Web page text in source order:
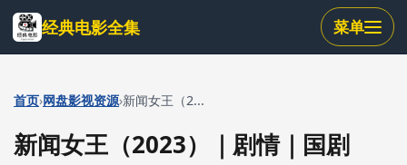
跳
到
主
内
经典电影全集 菜单
首页›网盘影视资源›新闻女王（2...
新闻女王（2023）｜剧情｜国剧